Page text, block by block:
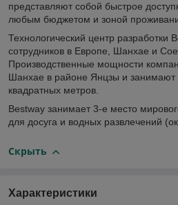
представляют собой быстрое
любым бюджетом и зоной
Технологический центр разработки
сотрудников в Европе, Шанхае и
Производственные мощности
Шанхае в районе Янцзы и
квадратных метров.
Bestway занимает 3-е место
для досуга и водных развлечений
Скрыть
Характеристики